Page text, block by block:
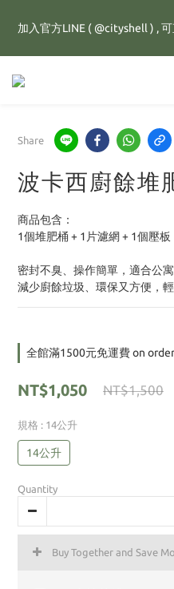
25
加入官方LINE ( @cityshell ) ,
超取有重量限制，超重訂單會
全館滿1500元，訂單即享免
25元
Share
波卡西廚餘堆
商品包含：
1個堆肥桶 + 1片濾網 + 1個壓板
密封不臭、操作簡單，適合公
減少廚餘垃圾、環保又方便，
全館滿1500元免運費 on order
NT$1,050 NT$1,500
規格 : 14公升
14公升
Quantity
Buy Together and Save